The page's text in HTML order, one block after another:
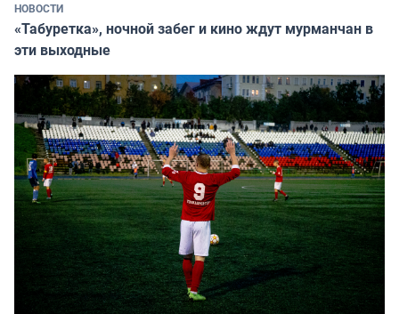
НОВОСТИ
«Табуретка», ночной забег и кино ждут мурманчан в
эти выходные